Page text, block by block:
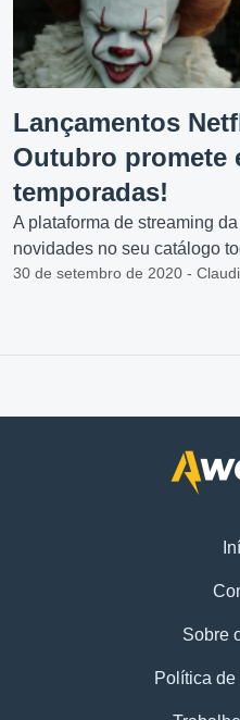
Lançamentos
Outubro promete
temporadas!
A plataforma de streaming
novidades no seu catálogo
30 de setembro de 2020 -
Sobre
Política